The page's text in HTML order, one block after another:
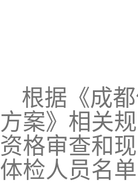
根据 《成
方案》 相关
资格审查和
体检人员名